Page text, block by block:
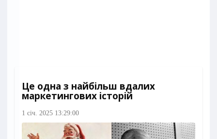
Це одна з найбільш вдалих
маркетингових історій
1 січ. 2025 13:29:00